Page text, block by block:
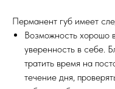
Перманент губ имеет
Возможность хорошо
уверенность в себе.
тратить время на
течение дня,